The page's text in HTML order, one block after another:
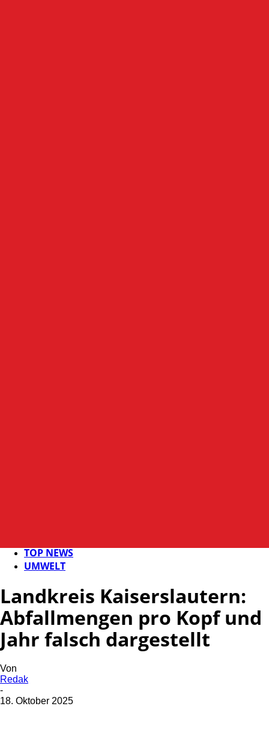
TOP NEWS
UMWELT
Landkreis Kaiserslautern:
Abfallmengen pro Kopf und
Jahr falsch dargestellt
Von
Redak
-
18. Oktober 2025